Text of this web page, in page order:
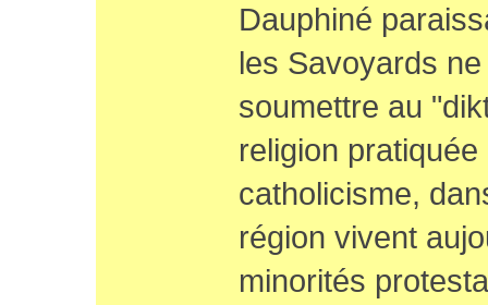
Dauphiné
les Savoyards
soumettre au
religion pratiquée
catholicisme,
région vivent
minorités